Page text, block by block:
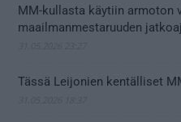
MM-kullasta käytiin armoton
maailmanmestaruuden
Tässä Leijonien kentälliset